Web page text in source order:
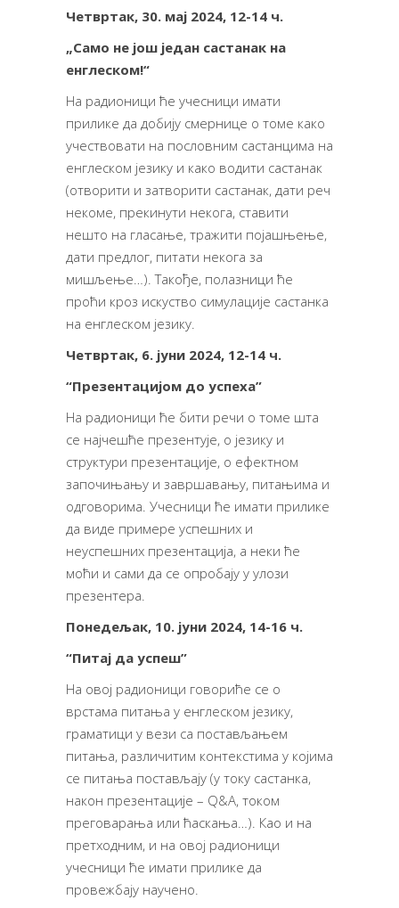
Четвртак, 30. мај 2024, 12-14 ч.
„Само не још један састанак на
енглеском!“
На радионици ће учесници имати
прилике да добију смернице о томе како
учествовати на пословним састанцима на
енглеском језику и како водити састанак
(отворити и затворити састанак, дати реч
некоме, прекинути некога, ставити
нешто на гласање, тражити појашњење,
дати предлог, питати некога за
мишљење…). Такође, полазници ће
проћи кроз искуство симулације састанка
на енглеском језику.
Четвртак, 6. јуни 2024, 12-14 ч.
“Презентацијом до успеха”
На радионици ће бити речи о томе шта
се најчешће презентује, о језику и
структури презентације, о ефектном
започињању и завршавању, питањима и
одговорима. Учесници ће имати прилике
да виде примере успешних и
неуспешних презентација, а неки ће
моћи и сами да се опробају у улози
презентера.
Понедељак, 10. јуни 2024, 14-16 ч.
“Питај да успеш”
На овој радионици говориће се о
врстама питања у енглеском језику,
граматици у вези са постављањем
питања, различитим контекстима у којима
се питања постављају (у току састанка,
након презентације – Q&А, током
преговарања или ћаскања…). Као и на
претходним, и на овој радионици
учесници ће имати прилике да
провежбају научено.